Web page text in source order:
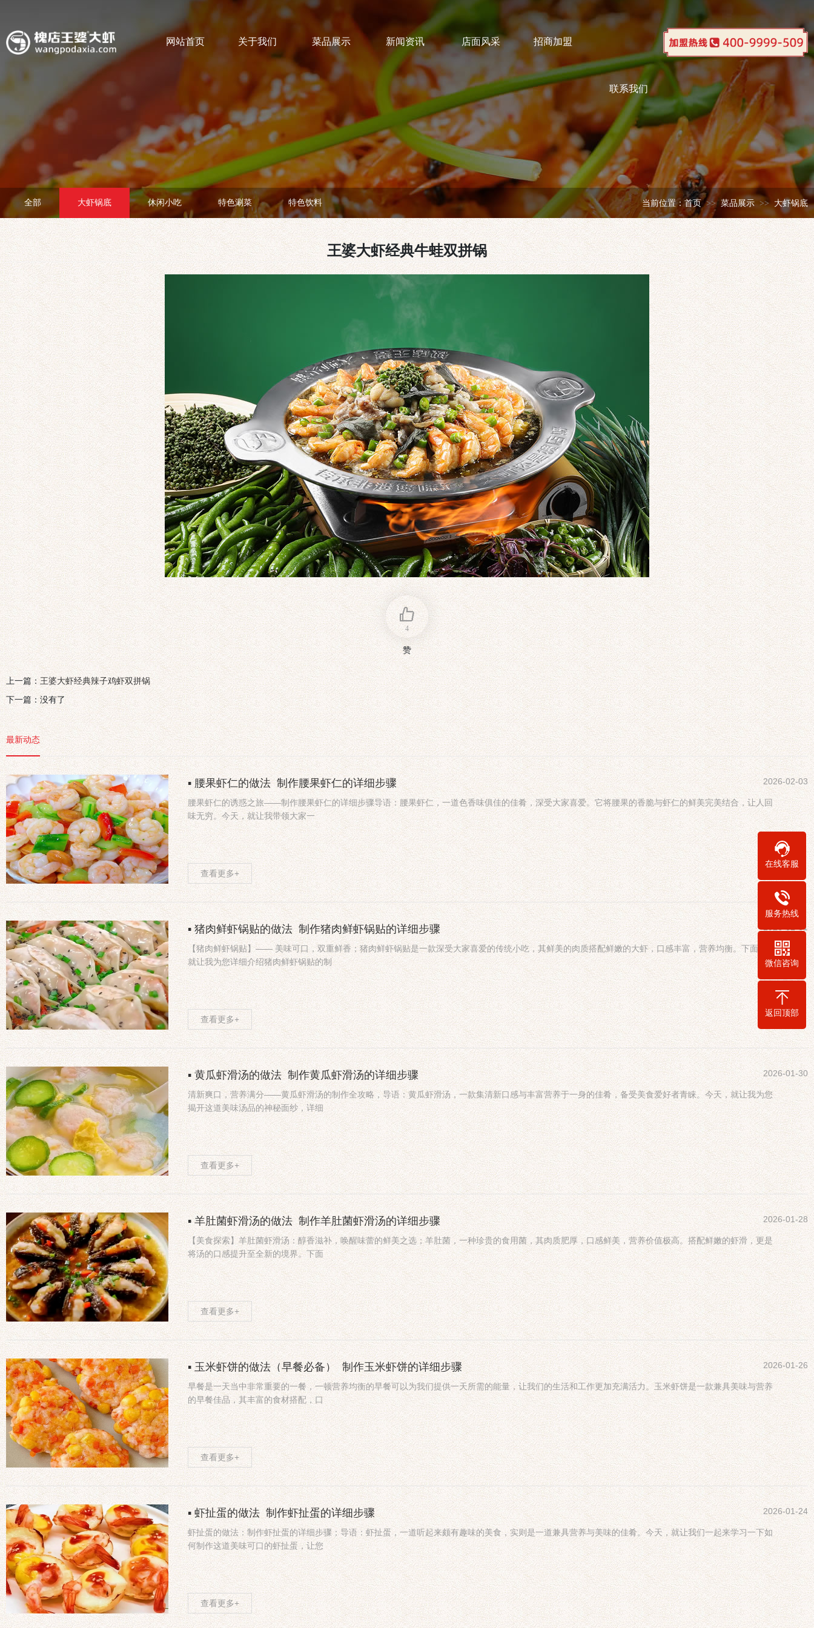
网站首页 关于我们 菜品展示 新闻资讯 店面风采 招商加盟
联系我们
全部 大虾锅底 休闲小吃 特色涮菜 特色饮料 当前位置：首页 菜品展示 大虾锅底
王婆大虾经典牛蛙双拼锅
4
赞
上一篇：王婆大虾经典辣子鸡虾双拼锅
下一篇：没有了
最新动态
▪ 腰果虾仁的做法_制作腰果虾仁的详细步骤 2026-02-03
腰果虾仁的诱惑之旅——制作腰果虾仁的详细步骤导语：腰果虾仁，一道色香味俱佳的佳肴，深受大家喜爱。它将腰果的香脆与虾仁的鲜美完美结合，让人回
味无穷。今天，就让我带领大家一
查看更多+
▪ 猪肉鲜虾锅贴的做法_制作猪肉鲜虾锅贴的详细步骤 2026-02-01
【猪肉鲜虾锅贴】—— 美味可口，双重鲜香；猪肉鲜虾锅贴是一款深受大家喜爱的传统小吃，其鲜美的肉质搭配鲜嫩的大虾，口感丰富，营养均衡。下面，
就让我为您详细介绍猪肉鲜虾锅贴的制
查看更多+
▪ 黄瓜虾滑汤的做法_制作黄瓜虾滑汤的详细步骤 2026-01-30
清新爽口，营养满分——黄瓜虾滑汤的制作全攻略，导语：黄瓜虾滑汤，一款集清新口感与丰富营养于一身的佳肴，备受美食爱好者青睐。今天，就让我为您
揭开这道美味汤品的神秘面纱，详细
查看更多+
▪ 羊肚菌虾滑汤的做法_制作羊肚菌虾滑汤的详细步骤 2026-01-28
【美食探索】羊肚菌虾滑汤：醇香滋补，唤醒味蕾的鲜美之选；羊肚菌，一种珍贵的食用菌，其肉质肥厚，口感鲜美，营养价值极高。搭配鲜嫩的虾滑，更是
将汤的口感提升至全新的境界。下面
查看更多+
▪ 玉米虾饼的做法（早餐必备）_制作玉米虾饼的详细步骤 2026-01-26
早餐是一天当中非常重要的一餐，一顿营养均衡的早餐可以为我们提供一天所需的能量，让我们的生活和工作更加充满活力。玉米虾饼是一款兼具美味与营养
的早餐佳品，其丰富的食材搭配，口
查看更多+
▪ 虾扯蛋的做法_制作虾扯蛋的详细步骤 2026-01-24
虾扯蛋的做法：制作虾扯蛋的详细步骤；导语：虾扯蛋，一道听起来颇有趣味的美食，实则是一道兼具营养与美味的佳肴。今天，就让我们一起来学习一下如
何制作这道美味可口的虾扯蛋，让您
查看更多+
在线客服
服务热线
微信咨询
返回顶部